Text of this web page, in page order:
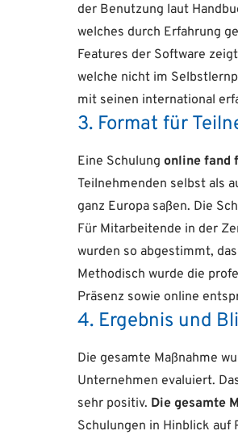
der Benutzung laut
welches durch Erfahrung
Features der Software
welche nicht im
mit seinen international
3. Format für
Eine Schulung online fand
Teilnehmenden selbst als
ganz Europa saßen. Die
Für Mitarbeitende in der
wurden so abgestimmt,
Methodisch wurde die
Präsenz sowie online
4. Ergebnis und
Die gesamte Maßnahme
Unternehmen evaluiert.
sehr positiv. Die gesamte
Schulungen in Hinblick auf